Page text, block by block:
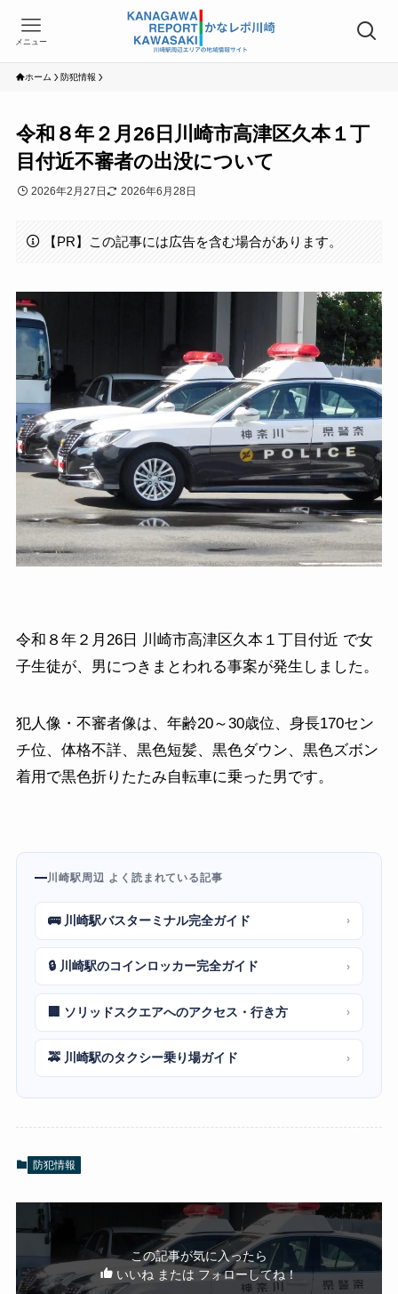
メニュー
ホーム 防犯情報
令和８年２月26日川崎市高津区久本１丁
目付近不審者の出没について
2026年2月27日 2026年6月28日
【PR】この記事には広告を含む場合があります。
令和８年２月26日 川崎市高津区久本１丁目付近 で女
子生徒が、男につきまとわれる事案が発生しました。
犯人像・不審者像は、年齢20～30歳位、身長170セン
チ位、体格不詳、黒色短髪、黒色ダウン、黒色ズボン
着用で黒色折りたたみ自転車に乗った男です。
川崎駅周辺 よく読まれている記事
🚌 川崎駅バスターミナル完全ガイド ›
🔒 川崎駅のコインロッカー完全ガイド ›
🏢 ソリッドスクエアへのアクセス・行き方 ›
🚕 川崎駅のタクシー乗り場ガイド ›
防犯情報
この記事が気に入ったら
いいね または フォローしてね！